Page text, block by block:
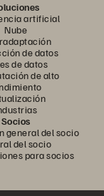
artificial
Nube
de datos
de datos
de alto
Socios
general del socio
del socio
para socios